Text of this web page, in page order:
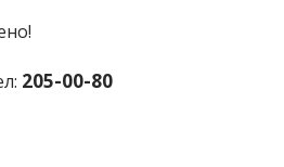
205-00-80